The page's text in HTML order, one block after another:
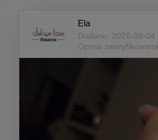
Ela
Dodano: 2026-08-04
Opinia zweryfikowana